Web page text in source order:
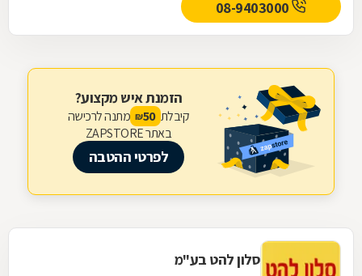
08-9403000
הזמנת איש מקצוע?
קיבלת 50
₪ מתנה לרכישה
באתר ZAPSTORE
לפרטי ההטבה
סלון להט בע"מ